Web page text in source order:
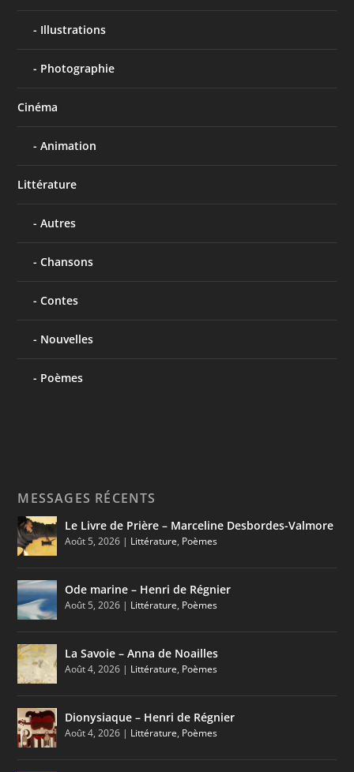
Illustrations
Photographie
Cinéma
Animation
Littérature
Autres
Chansons
Contes
Nouvelles
Poèmes
MESSAGES RÉCENTS
Le Livre de Prière – Marceline Desbordes-Valmore
Août 5, 2026 | Littérature, Poèmes
Ode marine – Henri de Régnier
Août 5, 2026 | Littérature, Poèmes
La Savoie – Anna de Noailles
Août 4, 2026 | Littérature, Poèmes
Dionysiaque – Henri de Régnier
Août 4, 2026 | Littérature, Poèmes